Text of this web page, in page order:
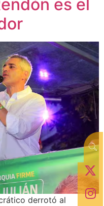
es el
derrotó al